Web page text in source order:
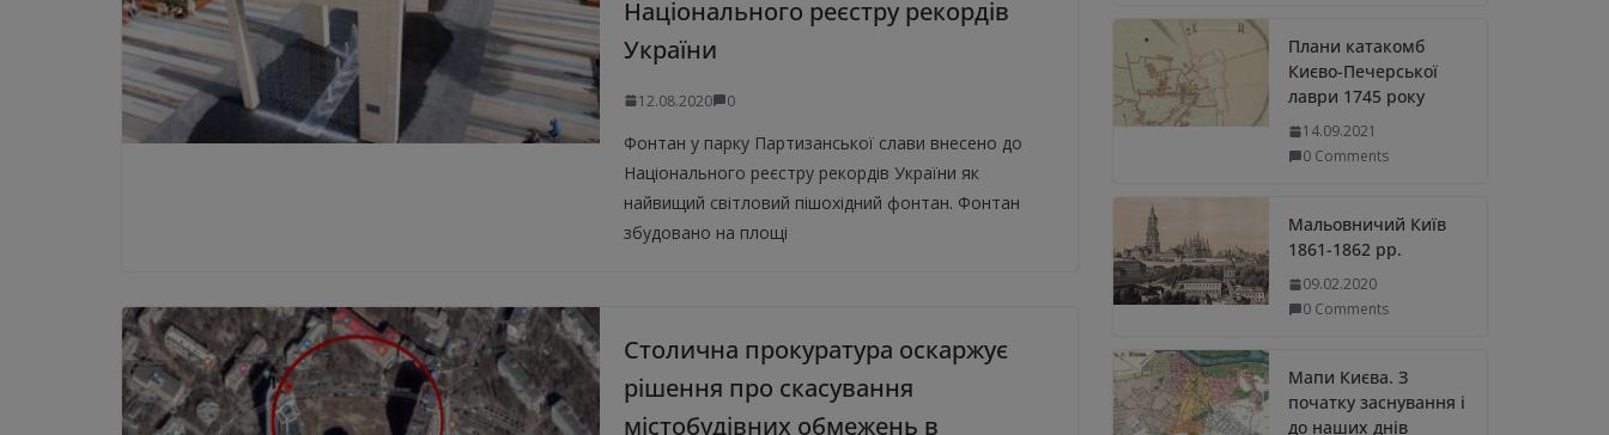
Національного реєстру рекордів
України
12.08.2020 0
Фонтан у парку Партизанської слави внесено до
Національного реєстру рекордів України як
найвищий світловий пішохідний фонтан. Фонтан
збудовано на площі
Столична прокуратура оскаржує
рішення про скасування
містобудівних обмежень в
Плани катакомб
Києво-Печерської
лаври 1745 року
14.09.2021
0 Comments
Мальовничий Київ
1861-1862 рр.
09.02.2020
0 Comments
Мапи Києва. З
початку заснування і
до наших днів